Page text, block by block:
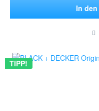
In den
TIPP!